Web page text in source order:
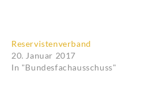
Reservistenverband
20. Januar 2017
In "Bundesfachausschuss"